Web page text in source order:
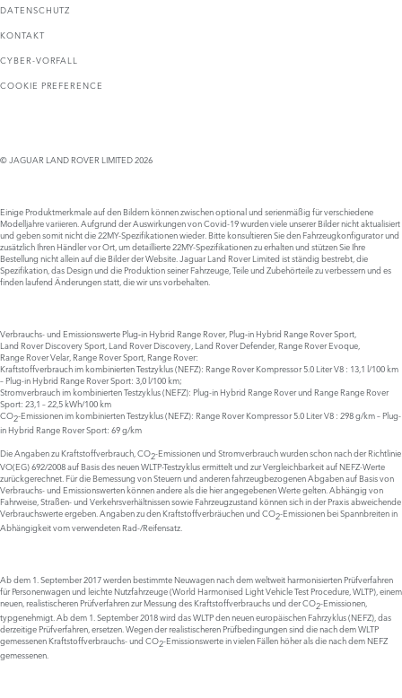
DATENSCHUTZ
KONTAKT
CYBER-VORFALL
COOKIE PREFERENCE
© JAGUAR LAND ROVER LIMITED 2026
Einige Produktmerkmale auf den Bildern können zwischen optional und serienmäßig für verschiedene
Modelljahre variieren. Aufgrund der Auswirkungen von Covid-19 wurden viele unserer Bilder nicht aktualisiert
und geben somit nicht die 22MY-Spezifikationen wieder. Bitte konsultieren Sie den Fahrzeugkonfigurator und
zusätzlich Ihren Händler vor Ort, um detaillierte 22MY-Spezifikationen zu erhalten und stützen Sie Ihre
Bestellung nicht allein auf die Bilder der Website. Jaguar Land Rover Limited ist ständig bestrebt, die
Spezifikation, das Design und die Produktion seiner Fahrzeuge, Teile und Zubehörteile zu verbessern und es
finden laufend Änderungen statt, die wir uns vorbehalten.
Verbrauchs- und Emissionswerte Plug‑in Hybrid Range Rover, Plug‑in Hybrid Range Rover Sport,
Land Rover Discovery Sport, Land Rover Discovery, Land Rover Defender, Range Rover Evoque,
Range Rover Velar, Range Rover Sport, Range Rover:
Kraftstoffverbrauch im kombinierten Testzyklus (NEFZ): Range Rover Kompressor 5.0 Liter V8 : 13,1 l/100 km
– Plug-in Hybrid Range Rover Sport: 3,0 l/100 km;
Stromverbrauch im kombinierten Testzyklus (NEFZ): Plug-in Hybrid Range Rover und Range Range Rover
Sport: 23,1 – 22,5 kWh/100 km
CO2-Emissionen im kombinierten Testzyklus (NEFZ): Range Rover Kompressor 5.0 Liter V8 : 298 g/km – Plug-
in Hybrid Range Rover Sport: 69 g/km
Die Angaben zu Kraftstoffverbrauch, CO2-Emissionen und Stromverbrauch wurden schon nach der Richtlinie
VO(EG) 692/2008 auf Basis des neuen WLTP-Testzyklus ermittelt und zur Vergleichbarkeit auf NEFZ-Werte
zurückgerechnet. Für die Bemessung von Steuern und anderen fahrzeugbezogenen Abgaben auf Basis von
Verbrauchs- und Emissionswerten können andere als die hier angegebenen Werte gelten. Abhängig von
Fahrweise, Straßen- und Verkehrsverhältnissen sowie Fahrzeugzustand können sich in der Praxis abweichende
Verbrauchswerte ergeben. Angaben zu den Kraftstoffverbräuchen und CO2-Emissionen bei Spannbreiten in
Abhängigkeit vom verwendeten Rad-/Reifensatz.
Ab dem 1. September 2017 werden bestimmte Neuwagen nach dem weltweit harmonisierten Prüfverfahren
für Personenwagen und leichte Nutzfahrzeuge (World Harmonised Light Vehicle Test Procedure, WLTP), einem
neuen, realistischeren Prüfverfahren zur Messung des Kraftstoffverbrauchs und der CO2-Emissionen,
typgenehmigt. Ab dem 1. September 2018 wird das WLTP den neuen europäischen Fahrzyklus (NEFZ), das
derzeitige Prüfverfahren, ersetzen. Wegen der realistischeren Prüfbedingungen sind die nach dem WLTP
gemessenen Kraftstoffverbrauchs- und CO2-Emissionswerte in vielen Fällen höher als die nach dem NEFZ
gemessenen.